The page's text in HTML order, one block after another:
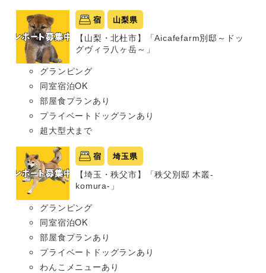
宿 山梨県
【山梨・北杜市】「Aicafefarm別邸～ドッ
グヴィラ八ヶ岳～」
グランピング
同室宿泊OK
部屋食プランあり
プライベートドッグランあり
超大型犬まで
宿 埼玉県
【埼玉・秩父市】「秩父別邸 木叢-
komura-」
グランピング
同室宿泊OK
部屋食プランあり
プライベートドッグランあり
わんこメニューあり